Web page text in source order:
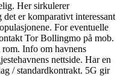
Her sirkulerer
er komparativt interessant
For eventuelle
Tor Bollingmo på mob.
rom. Info om havnens
nettside. Har en
/ standardkontrakt. 5G gir